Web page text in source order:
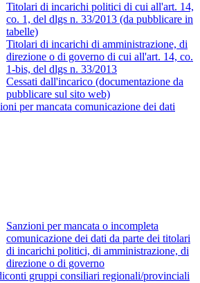
Titolari di incarichi politici di cui all'art. 14,
co. 1, del dlgs n. 33/2013 (da pubblicare in
tabelle)
Titolari di incarichi di amministrazione, di
direzione o di governo di cui all'art. 14, co.
1-bis, del dlgs n. 33/2013
Cessati dall'incarico (documentazione da
pubblicare sul sito web)
per mancata comunicazione dei dati
Sanzioni per mancata o incompleta
comunicazione dei dati da parte dei titolari
di incarichi politici, di amministrazione, di
direzione o di governo
gruppi consiliari regionali/provinciali